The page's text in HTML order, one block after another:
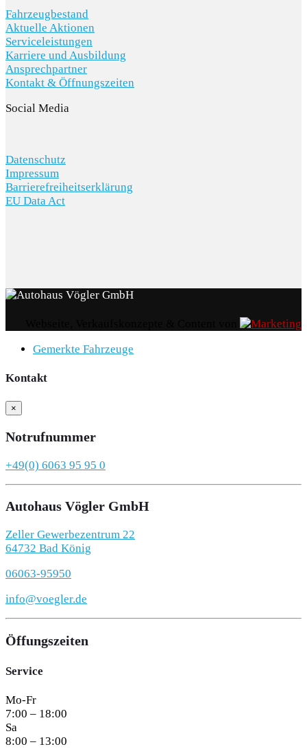
Fahrzeugbestand
Aktuelle Aktionen
Serviceleistungen
Karriere und Ausbildung
Ansprechpartner
Kontakt & Öffnungszeiten
Social Media
Datenschutz
Impressum
Barrierefreiheitserklärung
EU Data Act
Gemerkte Fahrzeuge
Kontakt
×
Notrufnummer
+49(0) 6063 95 95 0
Autohaus Vögler GmbH
Zeller Gewerbezentrum 22
64732 Bad König
06063-95950
info@voegler.de
Öffungszeiten
Service
Mo-Fr
7:00 – 18:00
Sa
8:00 – 13:00